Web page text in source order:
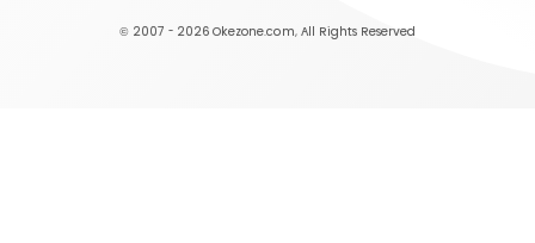
© 2007 - 2026 Okezone.com, All Rights Reserved